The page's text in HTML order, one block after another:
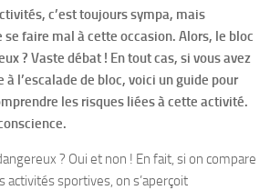
c’est toujours sympa, mais
se faire mal à cette occasion. Alors, le bloc
? Vaste débat ! En tout cas, si vous avez
l’escalade de bloc, voici un guide pour
les risques liées à cette activité.
? Oui et non ! En fait, si on compare
activités sportives, on s’aperçoit